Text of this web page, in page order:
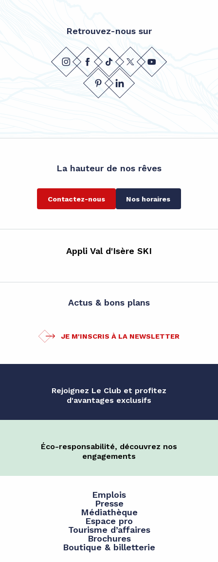
Retrouvez-nous sur
La hauteur de nos rêves
Contactez-nous Nos horaires
Appli Val d'Isère SKI
Actus & bons plans
JE M'INSCRIS À LA NEWSLETTER
Rejoignez Le Club et profitez
d'avantages exclusifs
Éco-responsabilité, découvrez nos
engagements
Emplois
Presse
Médiathèque
Espace pro
Tourisme d’affaires
Brochures
Boutique & billetterie